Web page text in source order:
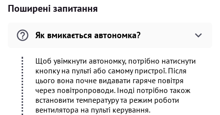
Поширені запитання
Як вмикається автономка?
Щоб увімкнути автономку, потрібно натиснути
кнопку на пульті або самому пристрої. Після
цього вона почне видавати гаряче повітря
через повітропроводи. Іноді потрібно також
встановити температуру та режим роботи
вентилятора на пульті керування.